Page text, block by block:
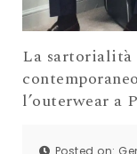
La sartorialità
l’outerwear a
Posted on: